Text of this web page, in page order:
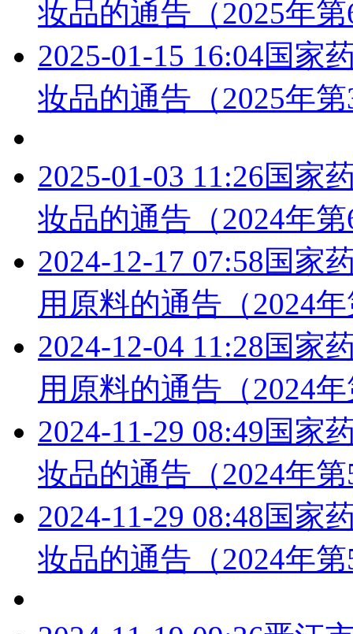
妆品的通告（2025年
2025-01-15 16:04国家
妆品的通告（2025年
2025-01-03 11:26国家
妆品的通告（2024年
2024-12-17 07:58国家
用原料的通告（2024
2024-12-04 11:28国家
用原料的通告（2024
2024-11-29 08:49国家
妆品的通告（2024年
2024-11-29 08:48国家
妆品的通告（2024年